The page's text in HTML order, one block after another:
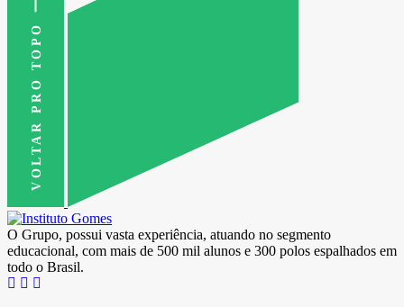
VOLTAR PRO TOPO
O Grupo, possui vasta experiência, atuando no segmento
educacional, com mais de 500 mil alunos e 300 polos espalhados em
todo o Brasil.